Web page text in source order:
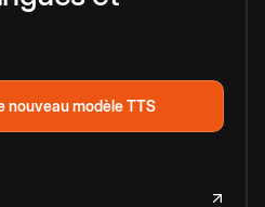
nouveau modèle TTS